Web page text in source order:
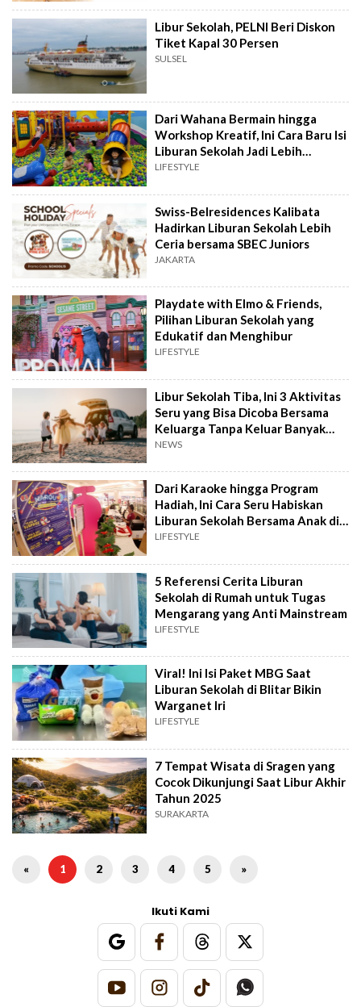
Libur Sekolah, PELNI Beri Diskon
Tiket Kapal 30 Persen
SULSEL
Dari Wahana Bermain hingga
Workshop Kreatif, Ini Cara Baru Isi
Liburan Sekolah Jadi Lebih
Bermakna
LIFESTYLE
Swiss-Belresidences Kalibata
Hadirkan Liburan Sekolah Lebih
Ceria bersama SBEC Juniors
JAKARTA
Playdate with Elmo & Friends,
Pilihan Liburan Sekolah yang
Edukatif dan Menghibur
LIFESTYLE
Libur Sekolah Tiba, Ini 3 Aktivitas
Seru yang Bisa Dicoba Bersama
Keluarga Tanpa Keluar Banyak
Biaya
NEWS
Dari Karaoke hingga Program
Hadiah, Ini Cara Seru Habiskan
Liburan Sekolah Bersama Anak di
Mal!
LIFESTYLE
5 Referensi Cerita Liburan
Sekolah di Rumah untuk Tugas
Mengarang yang Anti Mainstream
LIFESTYLE
Viral! Ini Isi Paket MBG Saat
Liburan Sekolah di Blitar Bikin
Warganet Iri
LIFESTYLE
7 Tempat Wisata di Sragen yang
Cocok Dikunjungi Saat Libur Akhir
Tahun 2025
SURAKARTA
« 1 2 3 4 5 »
Ikuti Kami